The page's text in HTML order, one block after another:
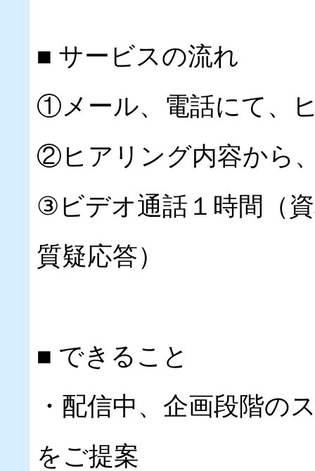
■ サービスの流れ
①メール、電話にて、
②ヒアリング内容から
③ビデオ通話１時間（
質疑応答）
■ できること
・配信中、企画段階の
をご提案